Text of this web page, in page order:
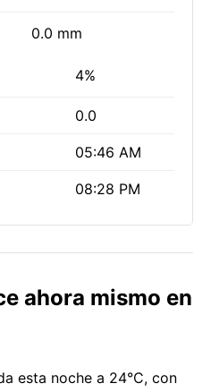
0.0 mm
4%
0.0
05:46 AM
08:28 PM
ahora mismo en
esta noche a 24°C, con